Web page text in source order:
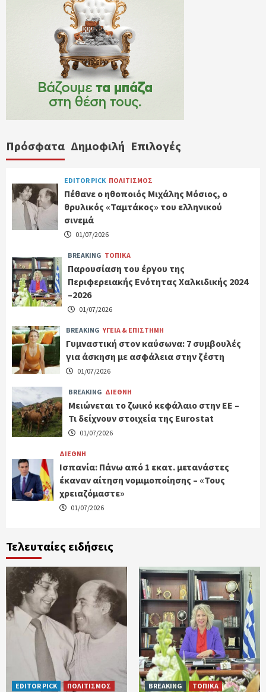
Πρόσφατα Δημοφιλή Επιλογές
EDITOR PICK ΠΟΛΙΤΙΣΜΟΣ
Πέθανε ο ηθοποιός Μιχάλης Μόσιος, ο
θρυλικός «Ταμτάκος» του ελληνικού
σινεμά
01/07/2026
BREAKING ΤΟΠΙΚΑ
Παρουσίαση του έργου της
Περιφερειακής Ενότητας Χαλκιδικής 2024
–2026
01/07/2026
BREAKING ΥΓΕΙΑ & ΕΠΙΣΤΗΜΗ
Γυμναστική στον καύσωνα: 7 συμβουλές
για άσκηση με ασφάλεια στην ζέστη
01/07/2026
BREAKING ΔΙΕΘΝΗ
Μειώνεται το ζωικό κεφάλαιο στην ΕΕ –
Τι δείχνουν στοιχεία της Eurostat
01/07/2026
ΔΙΕΘΝΗ
Ισπανία: Πάνω από 1 εκατ. μετανάστες
έκαναν αίτηση νομιμοποίησης – «Τους
χρειαζόμαστε»
01/07/2026
Τελευταίες ειδήσεις
EDITOR PICK ΠΟΛΙΤΙΣΜΟΣ BREAKING ΤΟΠΙΚΑ